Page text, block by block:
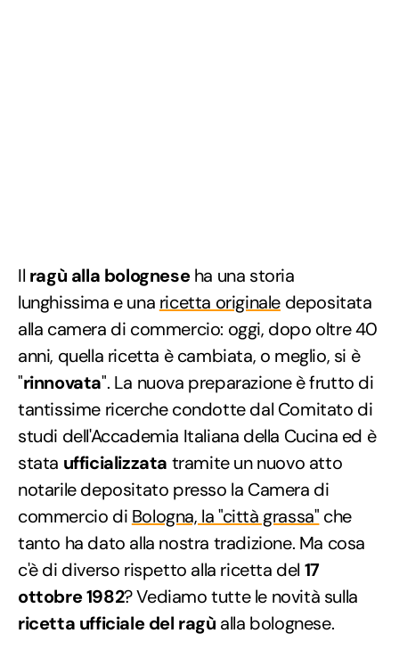
Il ragù alla bologneseha una storia
lunghissima e una ricetta originale depositata
alla camera di commercio: oggi, dopo oltre 40
anni, quella ricetta è cambiata, o meglio, si è
"rinnovata". La nuova preparazione è frutto di
tantissime ricerche condotte dal Comitato di
studi dell'Accademia Italiana della Cucina ed è
stata ufficializzata tramite un nuovo atto
notarile depositato presso la Camera di
commercio di Bologna, la "città grassa" che
tanto ha dato alla nostra tradizione. Ma cosa
c'è di diverso rispetto alla ricetta del 17
ottobre 1982? Vediamo tutte le novità sulla
ricetta ufficiale del ragù alla bolognese.